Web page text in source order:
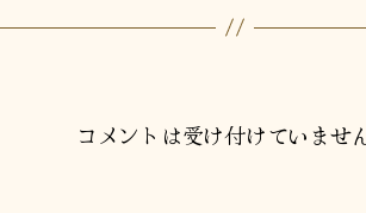
コメントは受け付けていません